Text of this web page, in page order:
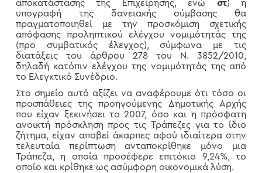
αποκατάστασης της Επιχείρησης, ενώ στ) η
υπογραφή της δανειακής σύμβασης θα
πραγματοποιηθεί με την προσκόμιση σχετικής
απόφασης προληπτικού ελέγχου νομιμότητάς της
(προ συμβατικός έλεγχος), σύμφωνα με τις
διατάξεις του άρθρου 278 του Ν. 3852/2010,
δηλαδή κατόπιν ελέγχου της νομιμότητάς της από
το Ελεγκτικό Συνέδριο.
Στο σημείο αυτό αξίζει να αναφέρουμε ότι τόσο οι
προσπάθειες της προηγούμενης Δημοτικής Αρχής
που είχαν ξεκινήσει το 2007, όσο και η πρόσφατη
ανοικτή πρόσκληση προς τις Τράπεζες για το ίδιο
ζήτημα, είχαν αποβεί άκαρπες αφού ιδιαίτερα στην
τελευταία περίπτωση ανταποκρίθηκε μόνο μια
Τράπεζα, η οποία προσέφερε επιτόκιο 9,24%, το
οποίο και κρίθηκε ως ασύμφορη οικονομικά λύση.